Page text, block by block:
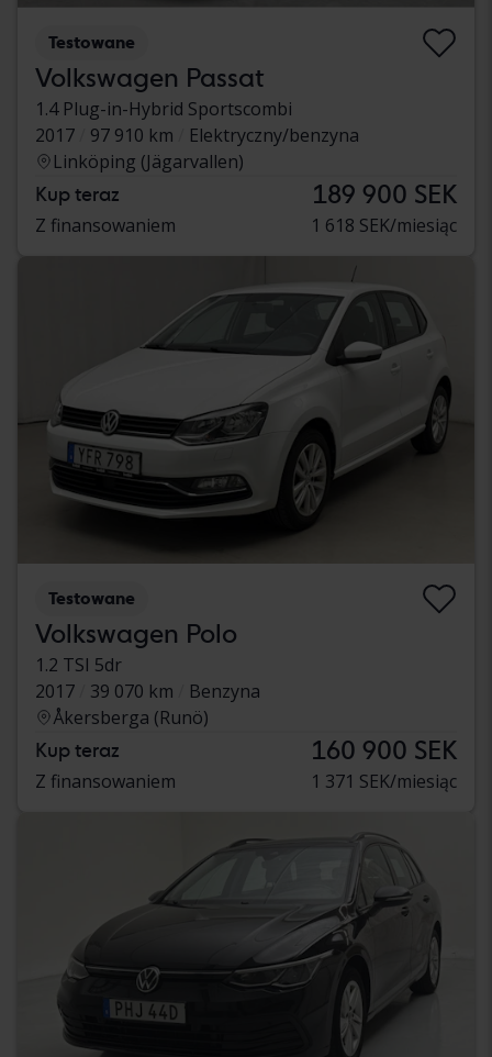
Testowane
Volkswagen Passat
1.4 Plug-in-Hybrid Sportscombi
2017
97 910 km
Elektryczny/benzyna
Linköping (Jägarvallen)
Kup teraz 189 900 SEK
Z finansowaniem 1 618 SEK/miesiąc
Testowane
Volkswagen Polo
1.2 TSI 5dr
2017
39 070 km
Benzyna
Åkersberga (Runö)
Kup teraz 160 900 SEK
Z finansowaniem 1 371 SEK/miesiąc